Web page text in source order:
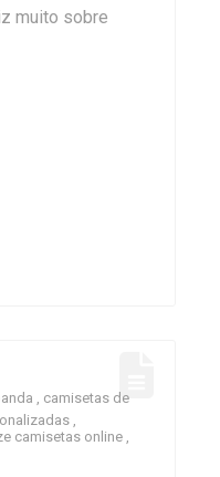
muito sobre
camisetas de
camisetas online